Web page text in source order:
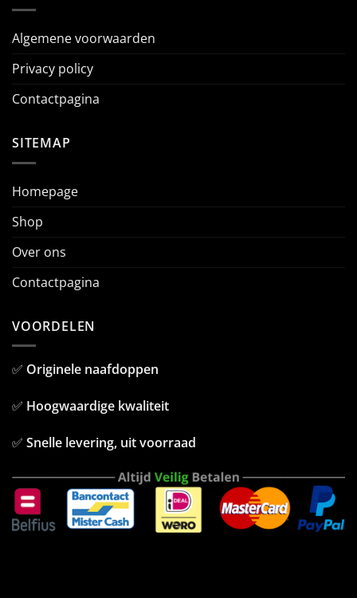
Algemene voorwaarden
Privacy policy
Contactpagina
SITEMAP
Homepage
Shop
Over ons
Contactpagina
VOORDELEN
✅ Originele naafdoppen
✅ Hoogwaardige kwaliteit
✅ Snelle levering, uit voorraad